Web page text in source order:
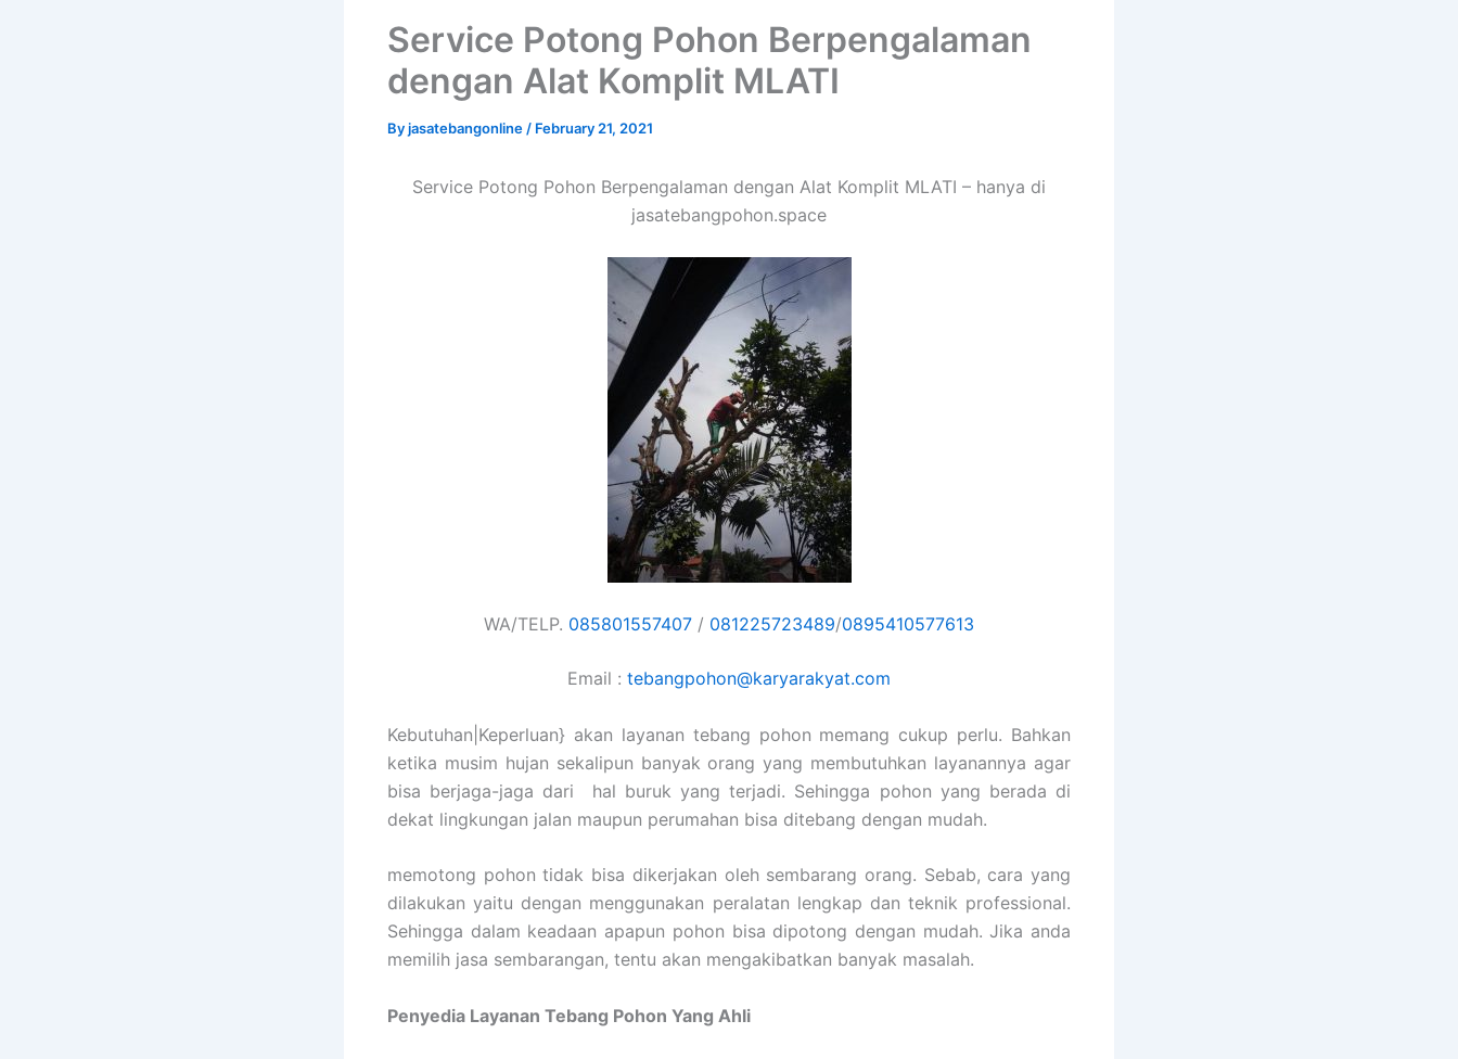
Service Potong Pohon Berpengalaman
dengan Alat Komplit MLATI
Byjasatebangonline / February 21, 2021
Service Potong Pohon Berpengalaman dengan Alat Komplit MLATI – hanya di
jasatebangpohon.space
WA/TELP. 085801557407 / 081225723489/0895410577613
Email : tebangpohon@karyarakyat.com
Kebutuhan|Keperluan} akan layanan tebang pohon memang cukup perlu. Bahkan
ketika musim hujan sekalipun banyak orang yang membutuhkan layanannya agar
bisa berjaga-jaga dari hal buruk yang terjadi. Sehingga pohon yang berada di
dekat lingkungan jalan maupun perumahan bisa ditebang dengan mudah.
memotong pohon tidak bisa dikerjakan oleh sembarang orang. Sebab, cara yang
dilakukan yaitu dengan menggunakan peralatan lengkap dan teknik professional.
Sehingga dalam keadaan apapun pohon bisa dipotong dengan mudah. Jika anda
memilih jasa sembarangan, tentu akan mengakibatkan banyak masalah.
Penyedia Layanan Tebang Pohon Yang Ahli